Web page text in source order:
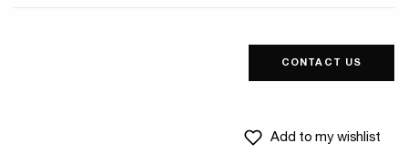
CONTACT US
Add to my wishlist